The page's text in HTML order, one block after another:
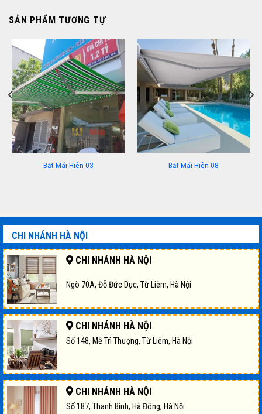
SẢN PHẨM TƯƠNG TỰ
Bạt Mái Hiên 03 Bạt Mái Hiên 08
CHI NHÁNH HÀ NỘI
CHI NHÁNH HÀ NỘI
Ngõ 70A, Đỗ Đức Dục, Từ Liêm, Hà Nội
CHI NHÁNH HÀ NỘI
Số 148, Mễ Trì Thượng, Từ Liêm, Hà Nội
CHI NHÁNH HÀ NỘI
Số 187, Thanh Bình, Hà Đông, Hà Nội